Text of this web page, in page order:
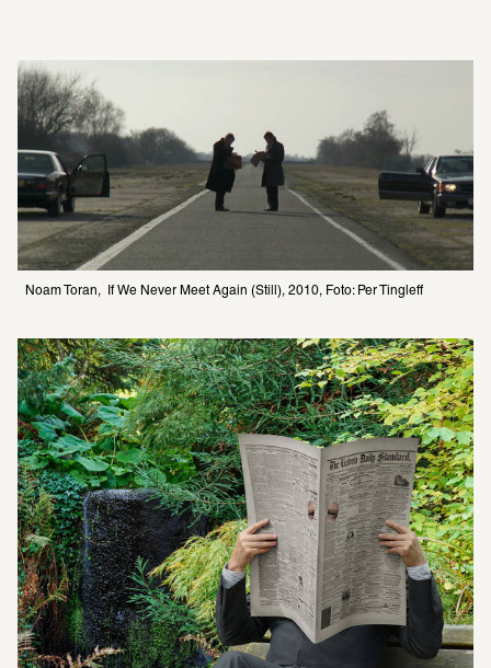
Noam Toran,  If We Never Meet Again (Still), 2010, Foto: Per Tingleff